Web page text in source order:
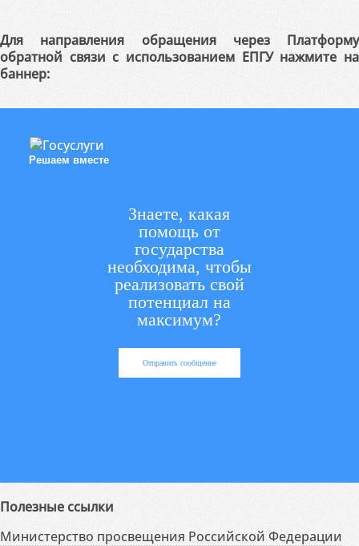
Для направления обращения через Платформу
обратной связи с использованием ЕПГУ нажмите на
баннер:
Решаем вместе
Знаете, какая
помощь от
государства
необходима, чтобы
реализовать свой
потенциал на
максимум?
Отправить сообщение
Полезные ссылки
Министерство просвещения Российской Федерации